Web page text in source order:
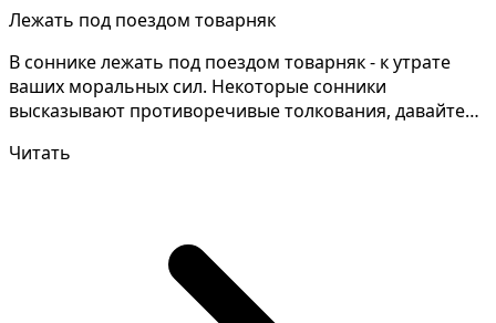
Лежать под поездом товарняк
В соннике лежать под поездом товарняк - к утрате
ваших моральных сил. Некоторые сонники
высказывают противоречивые толкования, давайте
Читать